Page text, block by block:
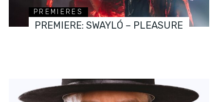
PREMIERES
PREMIERE: SWAYLÓ – PLEASURE